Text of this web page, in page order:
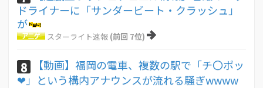
ドライナーに「サンダービート・クラッシュ」
が
スターライト速報 (前回 7位)
8
【動画】福岡の電車、複数の駅で「チ〇ポッ
❤」という構内アナウンスが流れる騒ぎwwww